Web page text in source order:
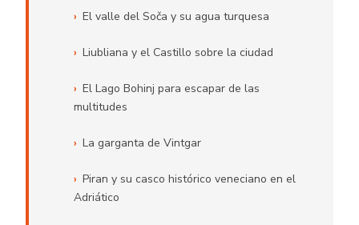
El valle del Soča y su agua turquesa
Liubliana y el Castillo sobre la ciudad
El Lago Bohinj para escapar de las
multitudes
La garganta de Vintgar
Piran y su casco histórico veneciano en el
Adriático